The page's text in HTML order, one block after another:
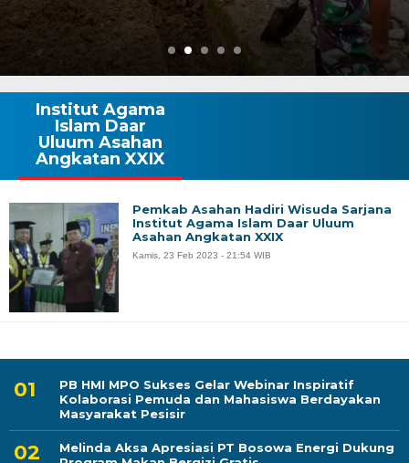
PB HMI MPO Sukses Gelar Webinar Inspiratif
Kolaborasi Pemuda dan Mahasiswa Berdayakan
Masyarakat Pesisir
Melinda Aksa Apresiasi PT Bosowa Energi Dukung
Institut Agama
Islam Daar
Uluum Asahan
Angkatan XXIX
Pemkab Asahan Hadiri Wisuda Sarjana
Institut Agama Islam Daar Uluum
Asahan Angkatan XXIX
Kamis, 23 Feb 2023 - 21:54 WIB